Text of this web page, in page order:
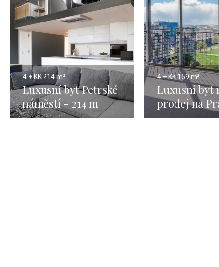
4 + KK214 m²
Luxusní byt Petrské
náměstí - 214 m
4 + KK159 m²
Luxusní byt
prodej na
159m